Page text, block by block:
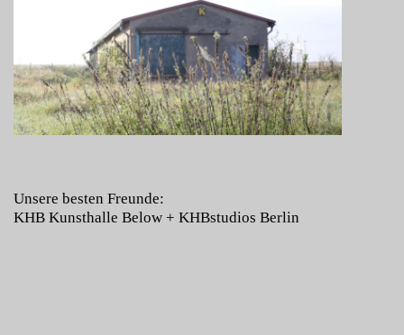
Unsere besten Freunde:
KHB Kunsthalle Below + KHBstudios Berlin